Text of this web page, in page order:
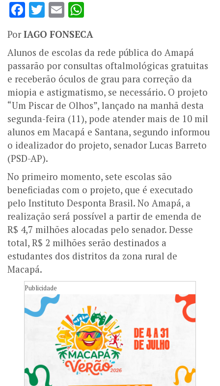
Facebook
Twitter
Email
PorIAGO FONSECA
Alunos de escolas da rede pública do Amapá
passarão por consultas oftalmológicas gratuitas
e receberão óculos de grau para correção da
miopia e astigmatismo, se necessário. O projeto
“Um Piscar de Olhos”, lançado na manhã desta
segunda-feira (11), pode atender mais de 10 mil
alunos em Macapá e Santana, segundo informou
o idealizador do projeto, senador Lucas Barreto
(PSD-AP).
No primeiro momento, sete escolas são
beneficiadas com o projeto, que é executado
pelo Instituto Desponta Brasil. No Amapá, a
realização será possível a partir de emenda de
R$ 4,7 milhões alocadas pelo senador. Desse
total, R$ 2 milhões serão destinados a
estudantes dos distritos da zona rural de
Macapá.
Publicidade